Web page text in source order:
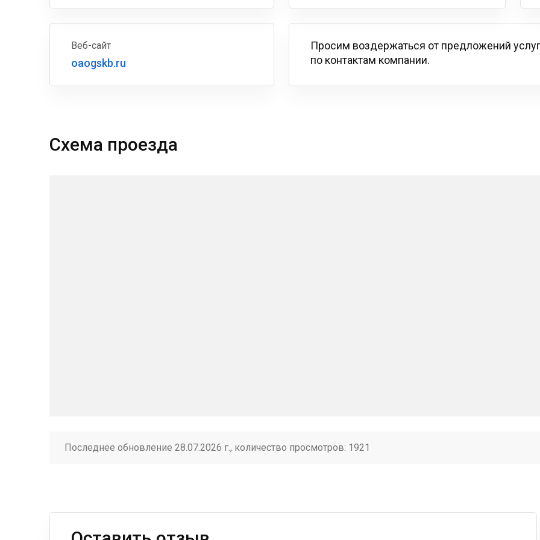
Веб-сайт
oaogskb.ru
Просим воздержаться от предложений
по контактам компании.
Схема проезда
Последнее обновление 28.07.2026 г., количество просмотров: 1921